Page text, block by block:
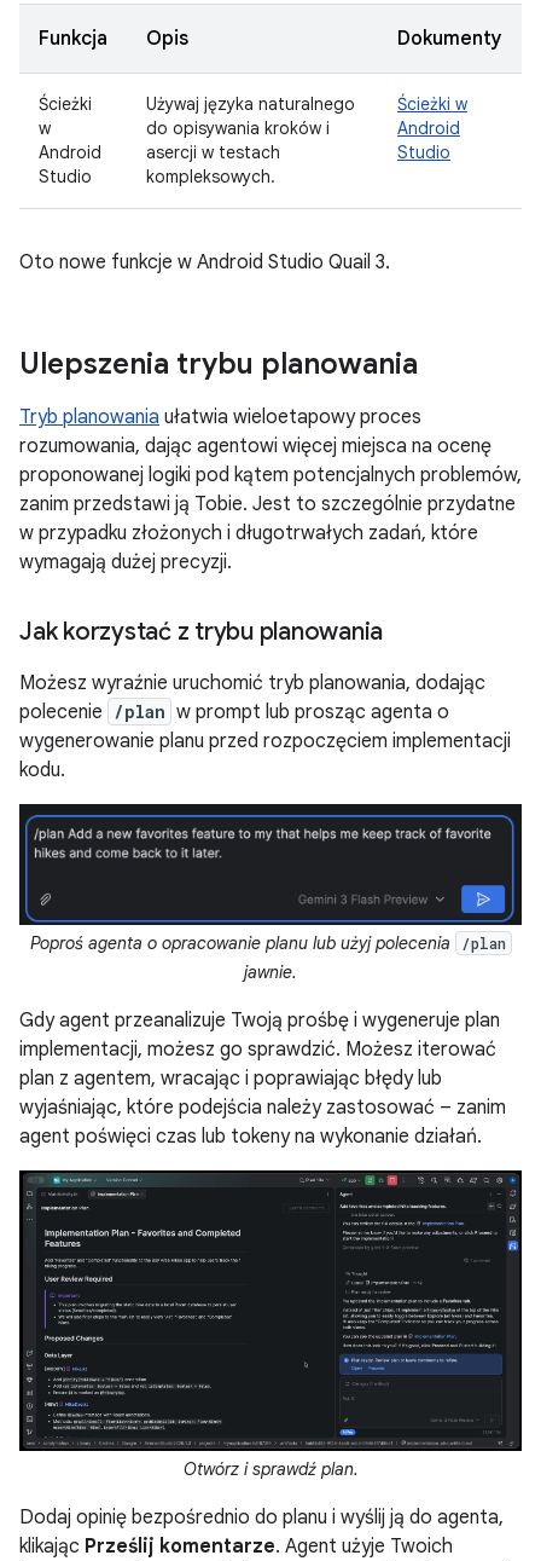
Funkcja Opis Dokumenty
Ścieżki
w
Android
Studio
Używaj języka naturalnego
do opisywania kroków i
asercji w testach
kompleksowych.
Ścieżki w
Android
Studio
Oto nowe funkcje w Android Studio Quail 3.
Ulepszenia trybu planowania
Tryb planowania ułatwia wieloetapowy proces
rozumowania, dając agentowi więcej miejsca na ocenę
proponowanej logiki pod kątem potencjalnych problemów,
zanim przedstawi ją Tobie. Jest to szczególnie przydatne
w przypadku złożonych i długotrwałych zadań, które
wymagają dużej precyzji.
Jak korzystać z trybu planowania
Możesz wyraźnie uruchomić tryb planowania, dodając
polecenie /plan w prompt lub prosząc agenta o
wygenerowanie planu przed rozpoczęciem implementacji
kodu.
Poproś agenta o opracowanie planu lub użyj polecenia /plan
jawnie.
Gdy agent przeanalizuje Twoją prośbę i wygeneruje plan
implementacji, możesz go sprawdzić. Możesz iterować
plan z agentem, wracając i poprawiając błędy lub
wyjaśniając, które podejścia należy zastosować – zanim
agent poświęci czas lub tokeny na wykonanie działań.
Otwórz i sprawdź plan.
Dodaj opinię bezpośrednio do planu i wyślij ją do agenta,
klikając Prześlij komentarze. Agent użyje Twoich